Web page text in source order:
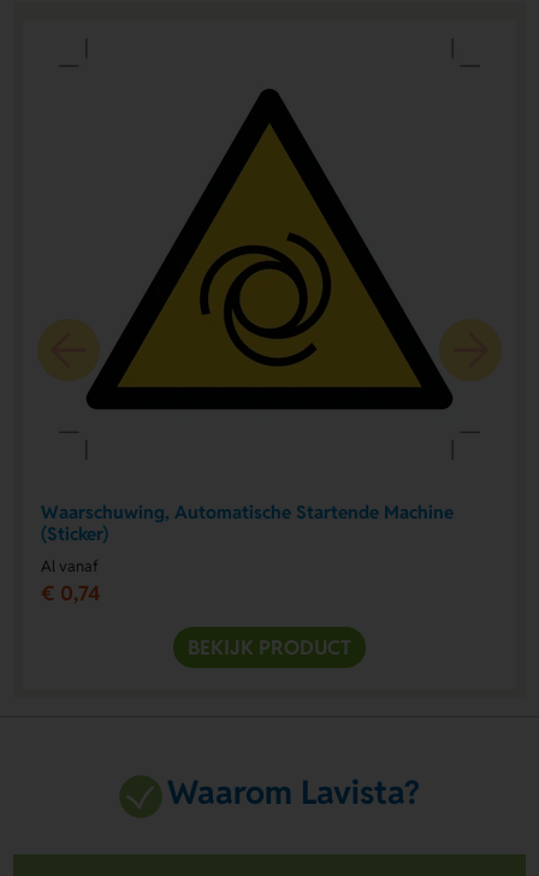
Waarschuwing, Automatische Startende Machine
(Sticker)
Al vanaf
€ 0,74
BEKIJK PRODUCT
Waarom Lavista?